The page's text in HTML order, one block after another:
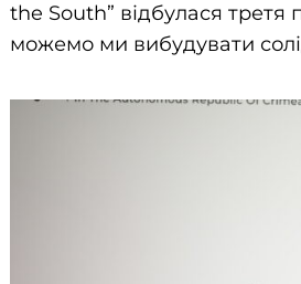
the South” відбулася третя
можемо ми вибудувати